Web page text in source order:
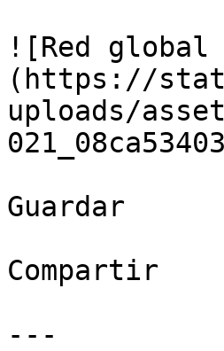
![Red
(https://
uploads/
Guardar
Compartir
---